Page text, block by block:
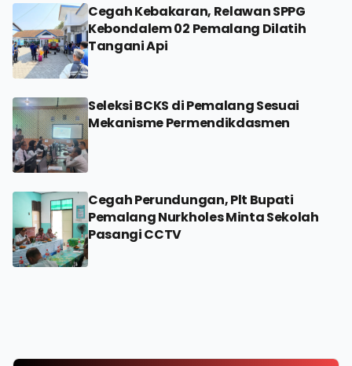
Cegah Kebakaran, Relawan SPPG
Kebondalem 02 Pemalang Dilatih
Tangani Api
Seleksi BCKS di Pemalang Sesuai
Mekanisme Permendikdasmen
Cegah Perundungan, Plt Bupati
Pemalang Nurkholes Minta Sekolah
Pasangi CCTV